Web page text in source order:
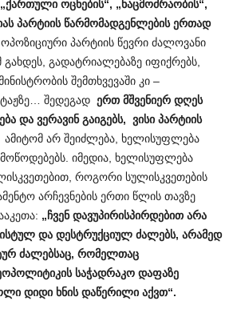
ოცნების“, „ნაცმოძრაობის“,
პარტიის წარმომადგენლების ერთად
პარტიის წევრი ძალოვანი
გახდეს, გადატრიალებაზე იფიქრებს,
შემთხვევაში კი –
შედეგად ერთ მშვენიერ დღეს
და ვერავინ გაიგებს, ვისი პარტიის
ამიტომ არ შეიძლება, ხელისუფლება
მოწოდებებს. იმედია, ხელისუფლება
როგორი სულისკვეთების
არჩევნების ერთი წლის თავზე
„ჩვენ დავუპირისპირდებით არა
და დესტრუქციულ ძალებს, არამედ
ძალებსაც, რომელთაც
საჭადრაკო დაფაზე
დიდი ხნის დაწერილი აქვთ“.